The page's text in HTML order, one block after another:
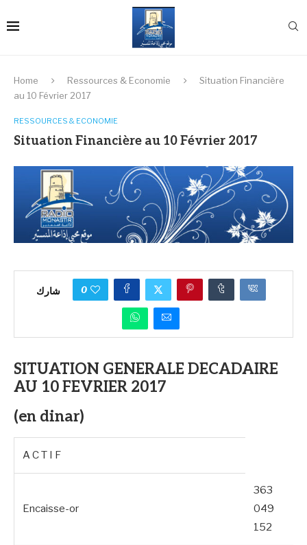
Home Ressources & Economie
Situation Financière
au 10 Février 2017
RESSOURCES & ECONOMIE
Situation Financière au 10 Février 2017
شارك 0
SITUATION GENERALE DECADAIRE
AU 10 FEVRIER 2017
(en dinar)
A C T I F
Encaisse-or
363
049
152